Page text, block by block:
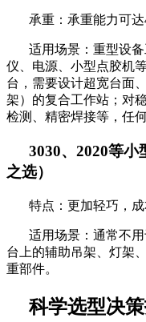
承重：承重能力可达
适用场景：重型设
仪、电源、小型点胶机
台，需要设计超宽台面
架）的复合工作站；对
检测、精密焊接等，任
3030、2020等小
之选）
特点：更加轻巧，
适用场景：通常不
台上的辅助吊架、灯架
重部件。
科学选型决